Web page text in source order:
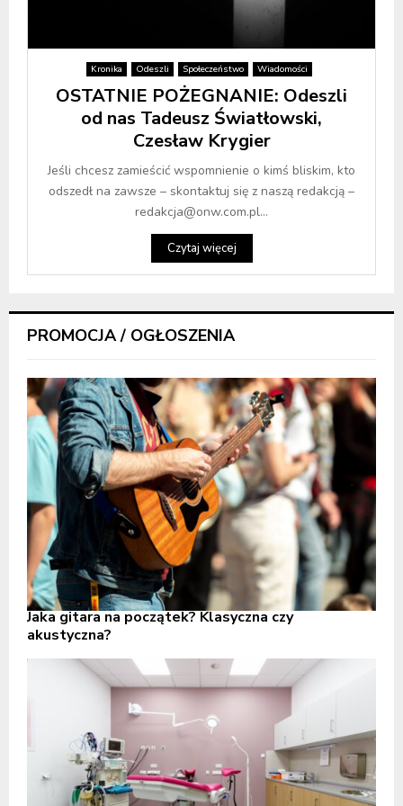
Kronika Odeszli Społeczeństwo Wiadomości
OSTATNIE POŻEGNANIE: Odeszli
od nas Tadeusz Światłowski,
Czesław Krygier
Jeśli chcesz zamieścić wspomnienie o kimś bliskim, kto
odszedł na zawsze – skontaktuj się z naszą redakcją –
redakcja@onw.com.pl...
Czytaj więcej
PROMOCJA / OGŁOSZENIA
Jaka gitara na początek? Klasyczna czy
akustyczna?